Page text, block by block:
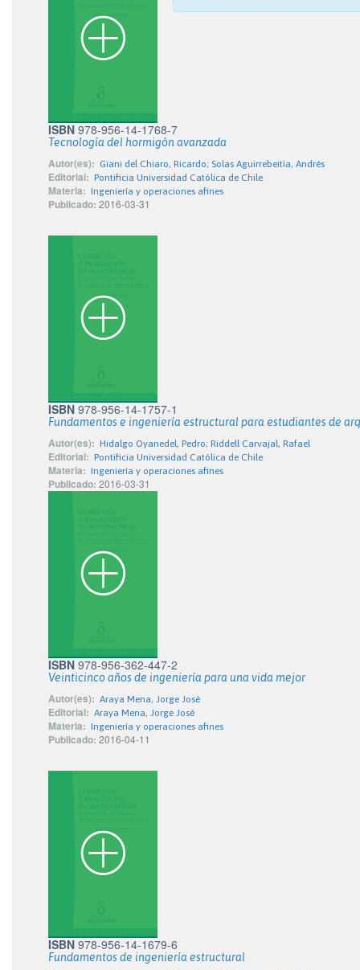
ISBN 978-956-14-1768-7
Tecnología del hormigón avanzada
Autor(es): Giani del Chiaro, Ricardo; Solas Aguirrebeitía, Andrés
Editorial: Pontificia Universidad Católica de Chile
Materia: Ingeniería y operaciones afines
Publicado: 2016-03-31
ISBN 978-956-14-1757-1
Fundamentos e ingeniería estructural para estudiantes de
Autor(es): Hidalgo Oyanedel, Pedro; Riddell Carvajal, Rafael
Editorial: Pontificia Universidad Católica de Chile
Materia: Ingeniería y operaciones afines
Publicado: 2016-03-31
ISBN 978-956-362-447-2
Veinticinco años de ingeniería para una vida mejor
Autor(es): Araya Mena, Jorge José
Editorial: Araya Mena, Jorge José
Materia: Ingeniería y operaciones afines
Publicado: 2016-04-11
ISBN 978-956-14-1679-6
Fundamentos de ingeniería estructural